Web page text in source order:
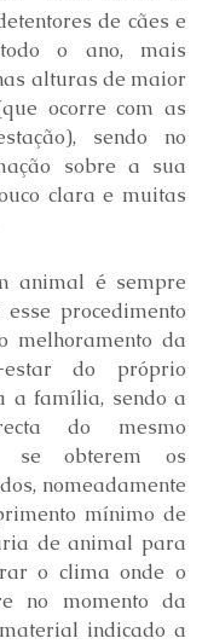
de cães e
o ano, mais
alturas de maior
ocorre com as
sendo no
sobre a sua
clara e muitas
animal é sempre
procedimento
melhoramento da
do próprio
a família, sendo a
do mesmo
se obterem os
nomeadamente
mínimo de
de animal para
o clima onde o
no momento da
indicado a